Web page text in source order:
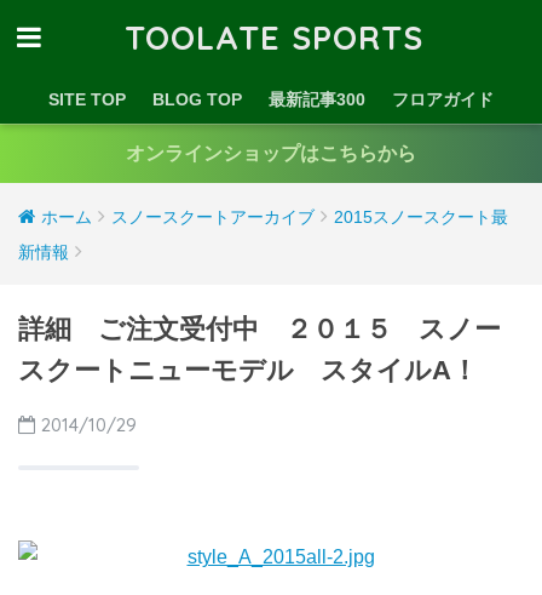
TOOLATE SPORTS
SITE TOP BLOG TOP 最新記事300 フロアガイド
オンラインショップはこちらから
ホーム スノースクートアーカイブ
2015スノースクート最
新情報
詳細 ご注文受付中 ２０１５ スノー
スクートニューモデル スタイルA！
2014/10/29